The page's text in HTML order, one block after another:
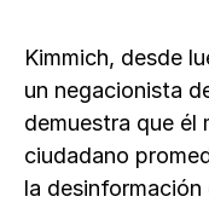
Kimmich, desde
un negacionista
demuestra que él
ciudadano
la